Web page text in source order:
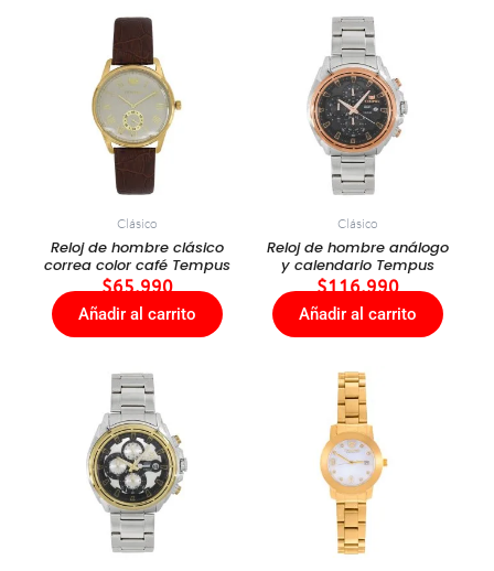
Clásico
Reloj de hombre clásico
correa color café Tempus
$65.990
Añadir al carrito
Clásico
Reloj de hombre análogo
y calendario Tempus
$116.990
Añadir al carrito